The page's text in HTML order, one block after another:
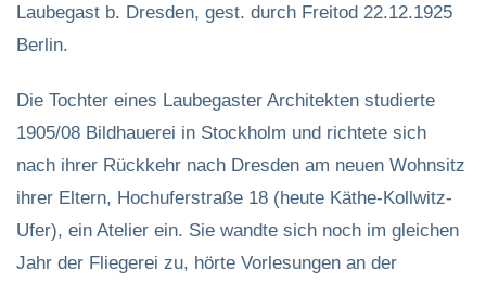
Laubegast b. Dresden, gest. durch Freitod 22.12.1925
Berlin.
Die Tochter eines Laubegaster Architekten studierte
1905/08 Bildhauerei in Stockholm und richtete sich
nach ihrer Rückkehr nach Dresden am neuen Wohnsitz
ihrer Eltern, Hochuferstraße 18 (heute Käthe-Kollwitz-
Ufer), ein Atelier ein. Sie wandte sich noch im gleichen
Jahr der Fliegerei zu, hörte Vorlesungen an der